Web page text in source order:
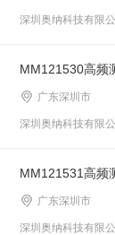
深圳奥纳科技有限
MM121530高频
广东深圳市
深圳奥纳科技有限
MM121531高频
广东深圳市
深圳奥纳科技有限